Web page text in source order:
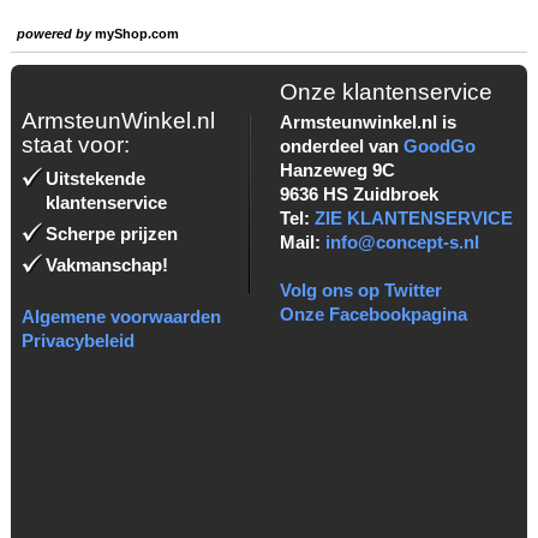
powered bymyShop.com
ArmsteunWinkel.nl
staat voor:
Uitstekende
klantenservice
Scherpe prijzen
Vakmanschap!
Algemene voorwaarden
Privacybeleid
Onze klantenservice
Armsteunwinkel.nl is
onderdeel van GoodGo
Hanzeweg 9C
9636 HS Zuidbroek
Tel: ZIE KLANTENSERVICE
Mail: info@concept-s.nl
Volg ons op Twitter
Onze Facebookpagina